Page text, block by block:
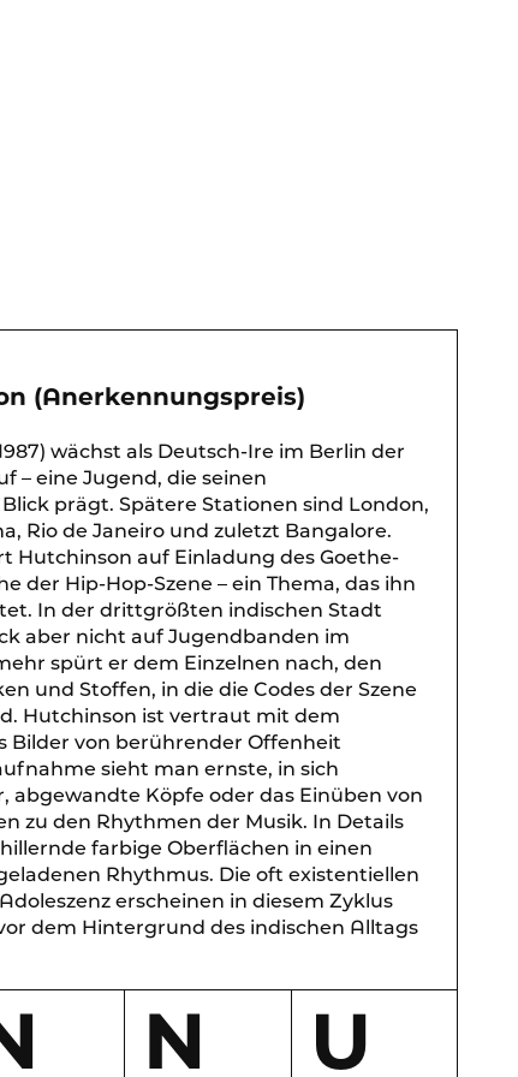
(Anerkennungspreis)
wächst als Deutsch-Ire im Berlin der
– eine Jugend, die seinen
prägt. Spätere Stationen sind London,
Rio de Janeiro und zuletzt Bangalore.
Hutchinson auf Einladung des Goethe-
der Hip-Hop-Szene – ein Thema, das ihn
In der drittgrößten indischen Stadt
aber nicht auf Jugendbanden im
spürt er dem Einzelnen nach, den
und Stoffen, in die die Codes der Szene
Hutchinson ist vertraut mit dem
Bilder von berührender Offenheit
sieht man ernste, in sich
abgewandte Köpfe oder das Einüben von
zu den Rhythmen der Musik. In Details
farbige Oberflächen in einen
Rhythmus. Die oft existentiellen
erscheinen in diesem Zyklus
dem Hintergrund des indischen Alltags
N U